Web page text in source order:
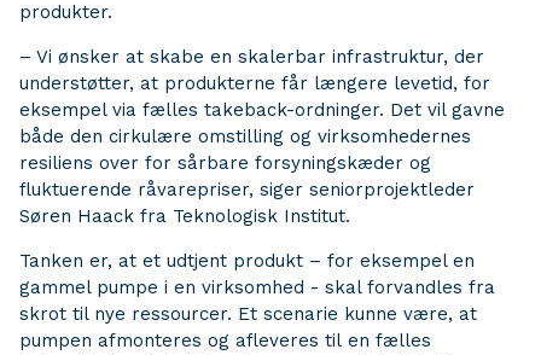
produkter.
– Vi ønsker at skabe en skalerbar infrastruktur, der
understøtter, at produkterne får længere levetid, for
eksempel via fælles takeback-ordninger. Det vil gavne
både den cirkulære omstilling og virksomhedernes
resiliens over for sårbare forsyningskæder og
fluktuerende råvarepriser, siger seniorprojektleder
Søren Haack fra Teknologisk Institut.
Tanken er, at et udtjent produkt – for eksempel en
gammel pumpe i en virksomhed - skal forvandles fra
skrot til nye ressourcer. Et scenarie kunne være, at
pumpen afmonteres og afleveres til en fælles